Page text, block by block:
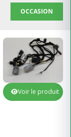
OCCASION
Voir le produit